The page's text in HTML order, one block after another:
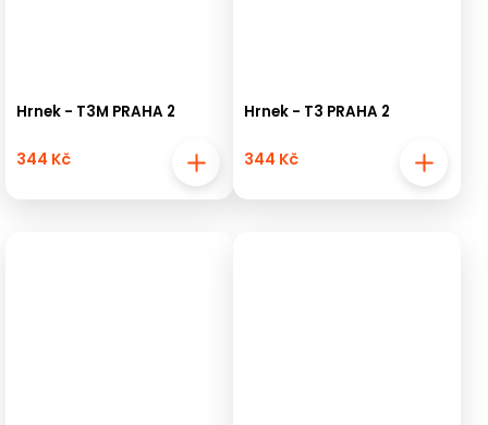
Hrnek - T3M PRAHA 2
344 Kč
Hrnek - T3 PRAHA 2
344 Kč